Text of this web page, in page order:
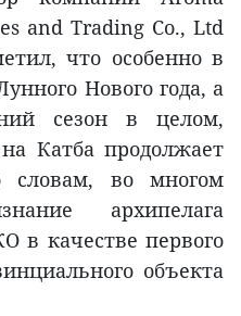
and Trading Co., Ltd
что особенно в
Нового года, а
сезон в целом,
Катба продолжает
словам, во многом
архипелага
в качестве первого
объекта